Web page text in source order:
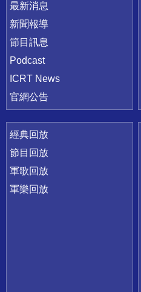
最新消息
新聞報導
節目訊息
Podcast
ICRT News
官網公告
經典回放
節目回放
軍歌回放
軍樂回放